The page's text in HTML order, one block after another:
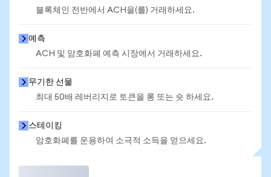
블록체인 전반에서 ACH을(를) 거래하세요.
예측
ACH 및 암호화폐 예측 시장에서 거래하세요.
무기한 선물
최대 50배 레버리지로 토큰을 롱 또는 숏 하세요.
스테이킹
암호화폐를 운용하여 소극적 소득을 얻으세요.